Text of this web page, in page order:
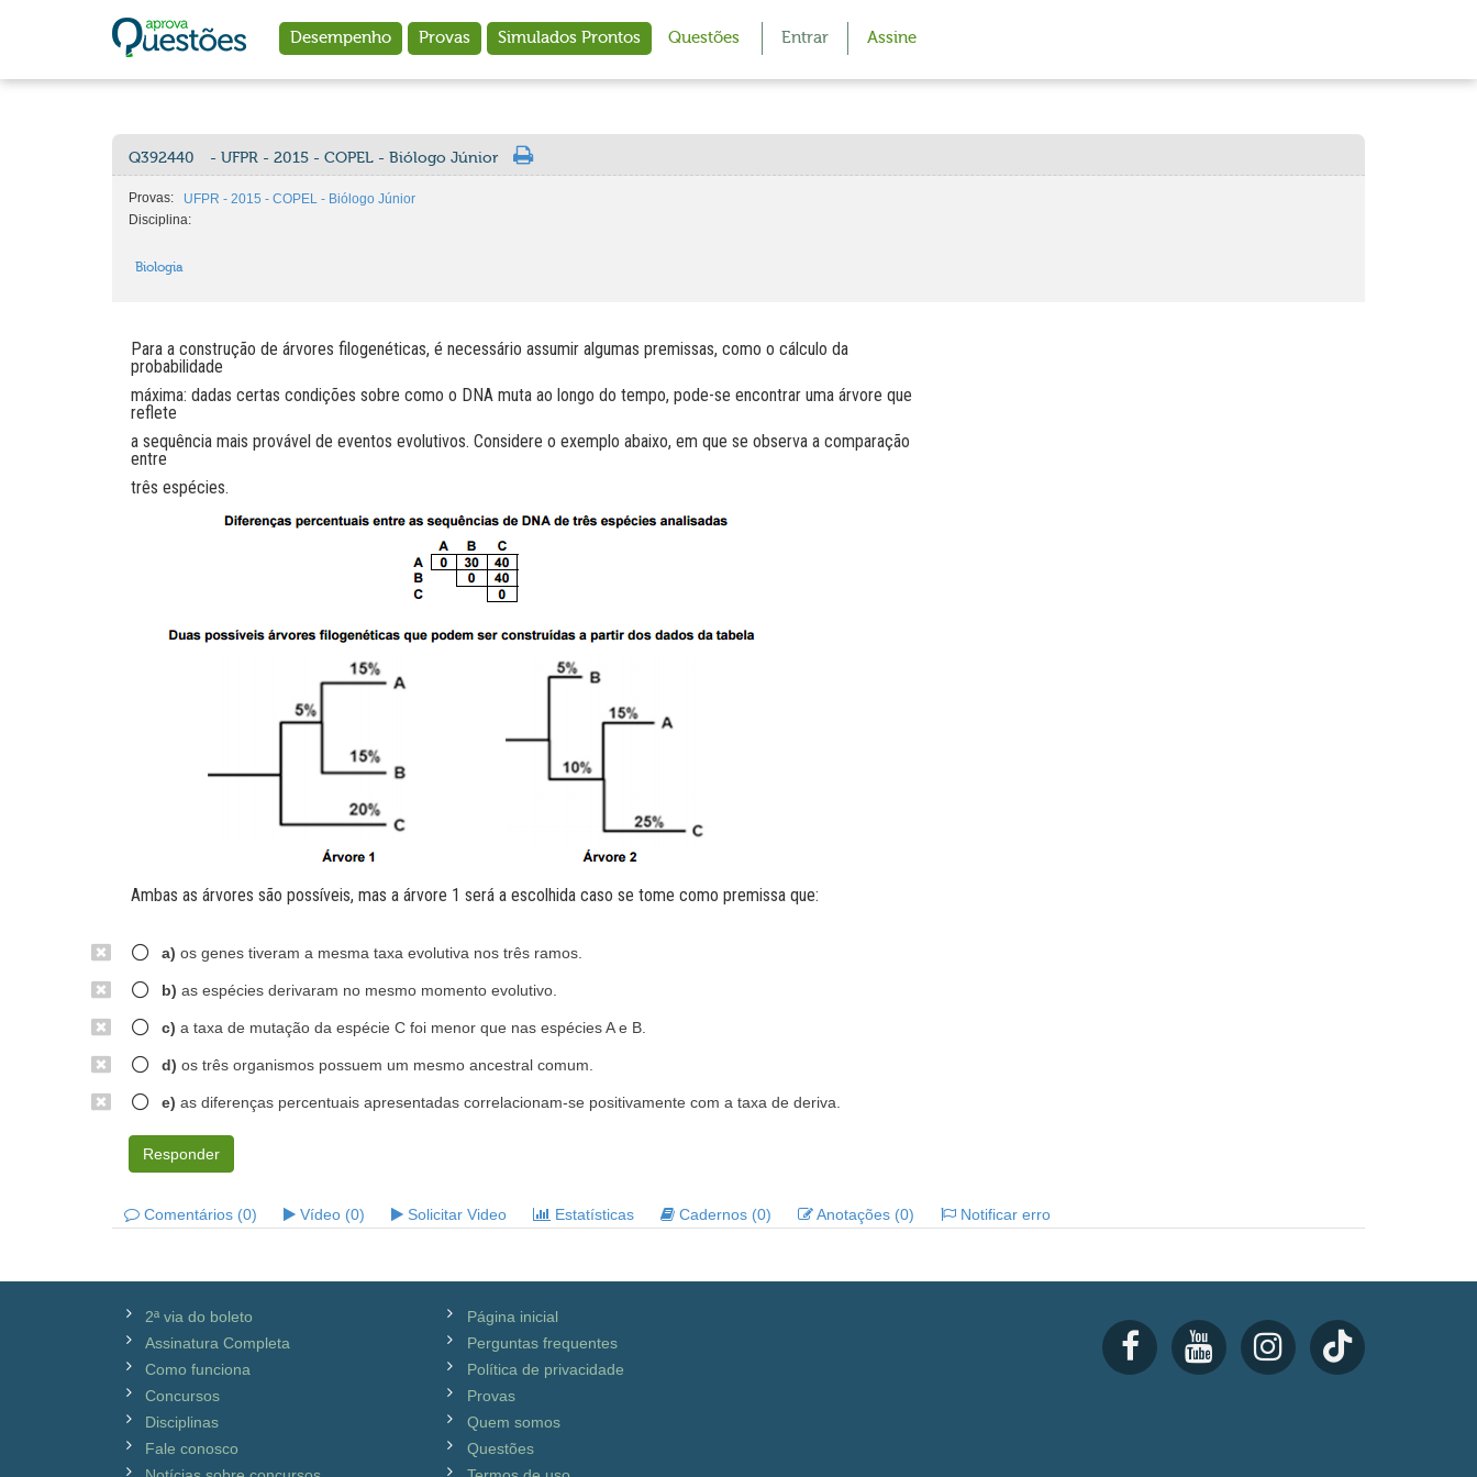
Desempenho Provas Simulados Prontos Questões Entrar Assine
Q392440 - UFPR - 2015 - COPEL - Biólogo Júnior
Provas:
UFPR - 2015 - COPEL - Biólogo Júnior
Disciplina:
Biologia
Para a construção de árvores filogenéticas, é necessário assumir algumas premissas, como o cálculo da
probabilidade
máxima: dadas certas condições sobre como o DNA muta ao longo do tempo, pode-se encontrar uma árvore que
reflete
a sequência mais provável de eventos evolutivos. Considere o exemplo abaixo, em que se observa a comparação
entre
três espécies.
Ambas as árvores são possíveis, mas a árvore 1 será a escolhida caso se tome como premissa que:
a) os genes tiveram a mesma taxa evolutiva nos três ramos.
b) as espécies derivaram no mesmo momento evolutivo.
c) a taxa de mutação da espécie C foi menor que nas espécies A e B.
d) os três organismos possuem um mesmo ancestral comum.
e) as diferenças percentuais apresentadas correlacionam-se positivamente com a taxa de deriva.
Responder
Comentários (0) Vídeo (0) Solicitar Video Estatísticas Cadernos (0) Anotações (0) Notificar erro
2ª via do boleto
Assinatura Completa
Como funciona
Concursos
Disciplinas
Fale conosco
Página inicial
Perguntas frequentes
Política de privacidade
Provas
Quem somos
Questões